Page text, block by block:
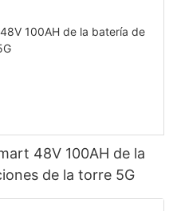
48V 100AH ​​de la
de la torre 5G